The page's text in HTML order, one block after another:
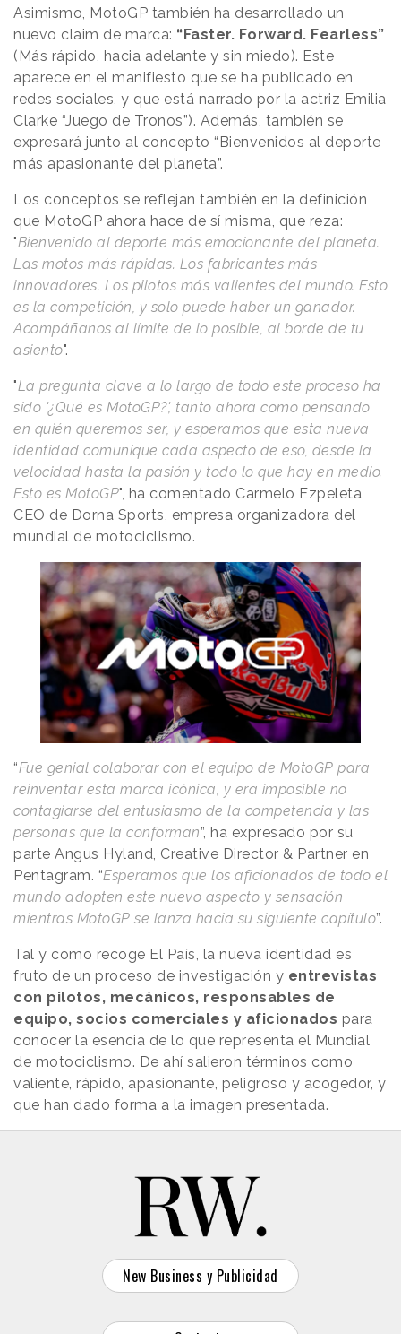
Asimismo, MotoGP también ha desarrollado un
nuevo claim de marca: “Faster. Forward. Fearless”
(Más rápido, hacia adelante y sin miedo). Este
aparece en el manifiesto que se ha publicado en
redes sociales, y que está narrado por la actriz Emilia
Clarke “Juego de Tronos”). Además, también se
expresará junto al concepto “Bienvenidos al deporte
más apasionante del planeta”.
Los conceptos se reflejan también en la definición
que MotoGP ahora hace de sí misma, que reza:
"Bienvenido al deporte más emocionante del planeta.
Las motos más rápidas. Los fabricantes más
innovadores. Los pilotos más valientes del mundo. Esto
es la competición, y solo puede haber un ganador.
Acompáñanos al límite de lo posible, al borde de tu
asiento".
"La pregunta clave a lo largo de todo este proceso ha
sido '¿Qué es MotoGP?', tanto ahora como pensando
en quién queremos ser, y esperamos que esta nueva
identidad comunique cada aspecto de eso, desde la
velocidad hasta la pasión y todo lo que hay en medio.
Esto es MotoGP", ha comentado Carmelo Ezpeleta,
CEO de Dorna Sports, empresa organizadora del
mundial de motociclismo.
“Fue genial colaborar con el equipo de MotoGP para
reinventar esta marca icónica, y era imposible no
contagiarse del entusiasmo de la competencia y las
personas que la conforman”, ha expresado por su
parte Angus Hyland, Creative Director & Partner en
Pentagram. “Esperamos que los aficionados de todo el
mundo adopten este nuevo aspecto y sensación
mientras MotoGP se lanza hacia su siguiente capítulo”.
Tal y como recoge El País, la nueva identidad es
fruto de un proceso de investigación y entrevistas
con pilotos, mecánicos, responsables de
equipo, socios comerciales y aficionados para
conocer la esencia de lo que representa el Mundial
de motociclismo. De ahí salieron términos como
valiente, rápido, apasionante, peligroso y acogedor, y
que han dado forma a la imagen presentada.
New Business y Publicidad